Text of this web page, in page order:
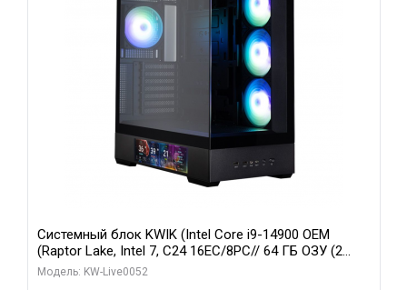
Системный блок KWIK (Intel Core i9-14900 OEM
(Raptor Lake, Intel 7, C24 16EC/8PC// 64 ГБ ОЗУ (2
модуля)/ Palit RTX5080 GAMINGPRO OC 16GB GDDR7
Модель: KW-Live0052